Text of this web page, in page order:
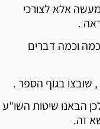
אלא לצורכי
.
וכמה דברים
בגוף הספר .
הבאנו שיטות השו"ע
זה.